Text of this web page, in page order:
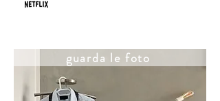
guarda le foto